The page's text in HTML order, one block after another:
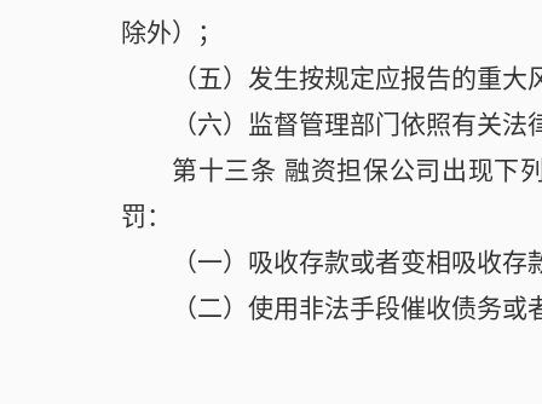
除外）；
（五）发生按规定应报告的重
（六）监督管理部门依照有关
第十三条 融资担保公司出现下
罚：
（一）吸收存款或者变相吸收
（二）使用非法手段催收债务